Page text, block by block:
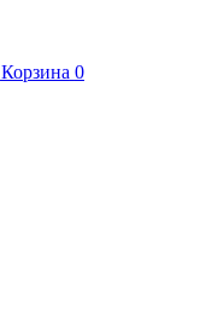
Корзина 0